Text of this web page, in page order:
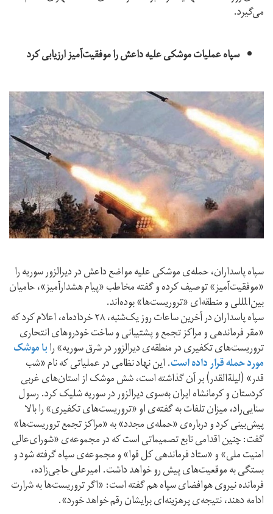
می‌گیرد.
سپاه عملیات موشکی علیه داعش را موفقیت‌آمیز ارزیابی کرد
سپاه پاسداران، حمله‌ی موشکی علیه مواضع داعش در دیرالزور سوریه را
«موفقیت‌آمیز» توصیف کرده و گفته مخاطب «پیام هشدارآمیز»، حامیان
بین‌المللی و منطقه‌ای «تروریست‌ها» بوده‌اند.
سپاه پاسداران در آخرین ساعات روز یک‌شنبه، ۲۸ خردادماه، اعلام کرد که
«مقر فرماندهی و مراکز تجمع و پشتیبانی و ساخت خودروهای انتحاری
تروریست‌های تکفیری در منطقه‌ی دیرالزور در شرق سوریه» رابا موشک
مورد حمله قرار داده است. این نهاد نظامی در عملیاتی که نام «شب
قدر» (لیلة‌القدر) بر آن گذاشته است، شش موشک از استان‌های غربی
کردستان و کرمانشاه ایران به‌سوی دیرالزور در سوریه شلیک کرد. رسول
سنایی‌راد، میزان تلفات به گفته‌ی او «تروریست‌های تکفیری» را بالا
پیش‌بینی کرد و درباره‌ی «حمله‌ی مجدد» به «مراکز تجمع تروریست‌ها»
گفت: چنین اقدامی تابع تصمیماتی است که در مجموعه‌ی «شورای‌عالی‌
امنیت‌ ملی» و «ستاد فرماندهی کل قوا» و مجموعه‌ی سپاه گرفته شود و
بستگی به موقعیت‌های پیش‌ رو خواهد داشت. امیرعلی حاجی‌زاده،
فرمانده نیروی هوافضای سپاه هم گفته است: «اگر تروریست‌ها به شرارت
ادامه دهند، نتیجه‌ی پرهزینه‌ای برایشان رقم خواهد خورد».